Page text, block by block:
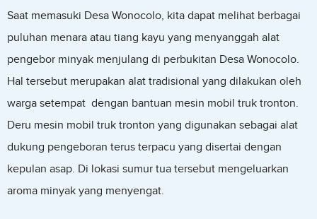
Saat memasuki Desa Wonocolo, kita dapat melihat berbagai
puluhan menara atau tiang kayu yang menyanggah alat
pengebor minyak menjulang di perbukitan Desa Wonocolo.
Hal tersebut merupakan alat tradisional yang dilakukan oleh
warga setempat dengan bantuan mesin mobil truk tronton.
Deru mesin mobil truk tronton yang digunakan sebagai alat
dukung pengeboran terus terpacu yang disertai dengan
kepulan asap. Di lokasi sumur tua tersebut mengeluarkan
aroma minyak yang menyengat.